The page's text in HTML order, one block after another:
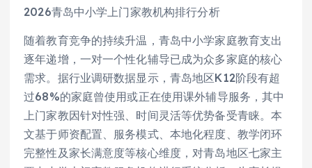
2026青岛中小学上门家教机构排行分析
随着教育竞争的持续升温，青岛中小学家庭教育支出
逐年递增，一对一个性化辅导已成为众多家庭的核心
需求。据行业调研数据显示，青岛地区K12阶段有超
过68%的家庭曾使用或正在使用课外辅导服务，其中
上门家教因针对性强、时间灵活等优势备受青睐。本
文基于师资配置、服务模式、本地化程度、教学闭环
完整性及家长满意度等核心维度，对青岛地区七家主